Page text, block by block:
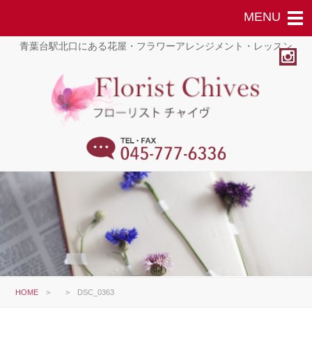
青葉台駅北口にある花屋・フラワーアレンジメント・レッスン
HOME > > DSC_0363